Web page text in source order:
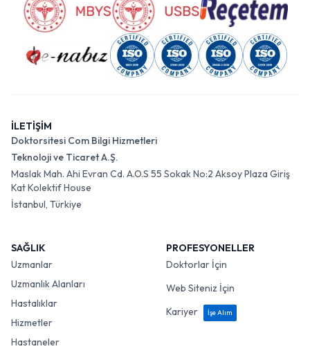
İLETİŞİM
Doktorsitesi Com Bilgi Hizmetleri
Teknoloji ve Ticaret A.Ş.
Maslak Mah. Ahi Evran Cd. A.O.S 55 Sokak No:2 Aksoy Plaza Giriş
Kat Kolektif House
İstanbul, Türkiye
SAĞLIK
Uzmanlar
Uzmanlık Alanları
Hastalıklar
Hizmetler
Hastaneler
PROFESYONELLER
Doktorlar İçin
Web Siteniz İçin
Kariyer
İşe Alım